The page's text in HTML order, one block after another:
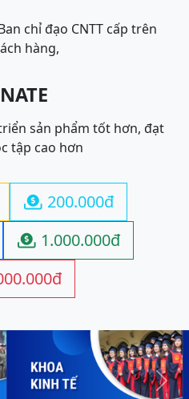
chỉ đạo CNTT cấp trên
hàng,
sản phẩm tốt hơn, đạt
tập cao hơn
 200.000đ
 1.000.000đ
Next